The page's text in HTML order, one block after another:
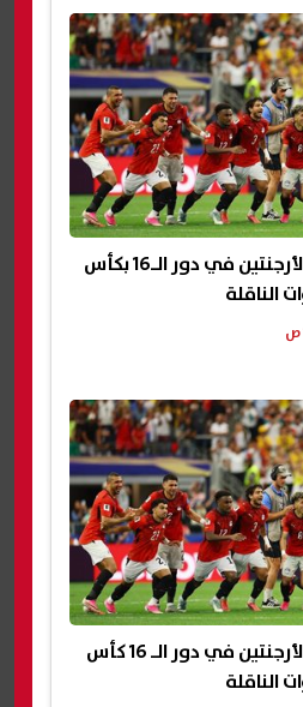
موعد مباراة مصر والأرجنتين في دور الـ16 بكأس
موعد مباراة مصر والأرجنتين في دور الـ 16 كأس